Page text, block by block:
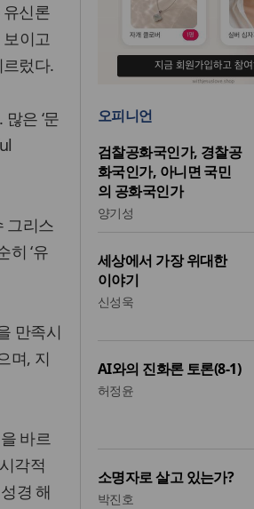
유신론
이고
렀다.
은 ‘문
그리스
히 ‘유
만족시
며, 지
바르
각적
경 해
오피니언
검찰공화국인가, 경찰공
화국인가, 아니면 국민
의 공화국인가
양기성
세상에서 가장 위대한
이야기
신성욱
AI와의 진화론 토론(8-1)
허정윤
소명자로 살고 있는가?
박진호